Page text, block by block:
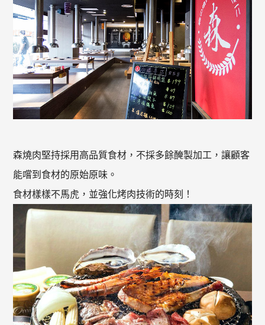
森燒肉堅持採用高品質食材，不採多餘醃製加工，讓顧客
能嚐到食材的原始原味。
食材樣樣不馬虎，並強化烤肉技術的時刻！